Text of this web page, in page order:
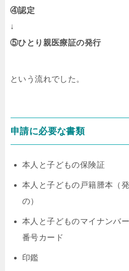
④認定
↓
⑤ひとり親医療証の発行
という流れでした。
申請に必要な書類
本人と子どもの保険証
本人と子どもの戸籍謄本（
の）
本人と子どものマイナンバ
番号カード
印鑑